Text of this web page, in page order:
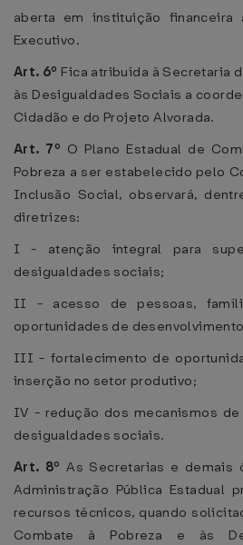
aberta em instituição financeira
Executivo.
Art. 6º Fica atribuída à Secretaria
às Desigualdades Sociais a
Cidadão e do Projeto Alvorada.
Art. 7º O Plano Estadual de
Pobreza a ser estabelecido pelo
Inclusão Social, observará,
diretrizes:
I - atenção integral para
desigualdades sociais;
II - acesso de pessoas,
oportunidades de
III - fortalecimento de
inserção no setor produtivo;
IV - redução dos mecanismos
desigualdades sociais.
Art. 8º As Secretarias e demais
Administração Pública Estadual
recursos técnicos, quando
Combate à Pobreza e às